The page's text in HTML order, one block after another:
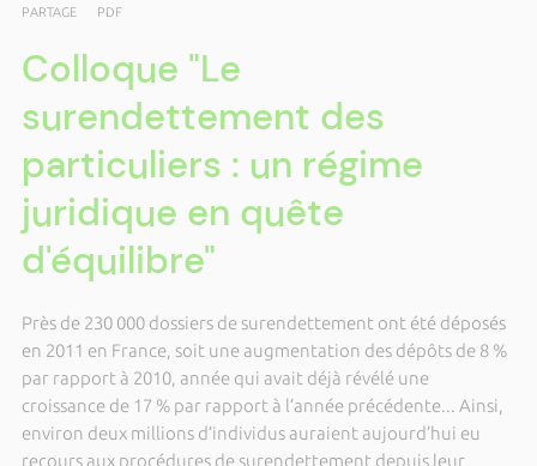
PARTAGE PDF
Colloque "Le
surendettement des
particuliers : un régime
juridique en quête
d'équilibre"
Près de 230 000 dossiers de surendettement ont été déposés
en 2011 en France, soit une augmentation des dépôts de 8 %
par rapport à 2010, année qui avait déjà révélé une
croissance de 17 % par rapport à l’année précédente... Ainsi,
environ deux millions d’individus auraient aujourd’hui eu
recours aux procédures de surendettement depuis leur